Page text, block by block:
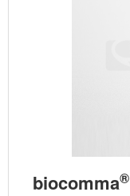
biocomma®